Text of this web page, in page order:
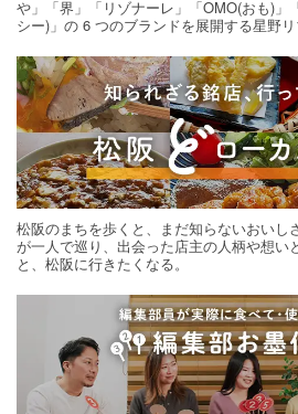
や」「界」「リゾナーレ」「OMO(おも)」
シー)」の 6 つのブランドを展開する星野
松阪のまちを歩くと、まだ知らないおいし
が一人で巡り、出会った店主の人柄や想い
と、松阪に行きたくなる。